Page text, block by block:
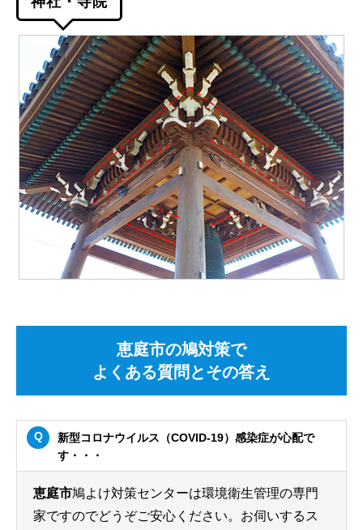
恵庭市の鳩対策で
よくある質問とその答え
新型コロナウイルス（COVID-19）感染症が心配で
す・・・
恵庭市鳩よけ対策センターは環境衛生管理の専門
家ですのでどうぞご安心ください。お伺いするス